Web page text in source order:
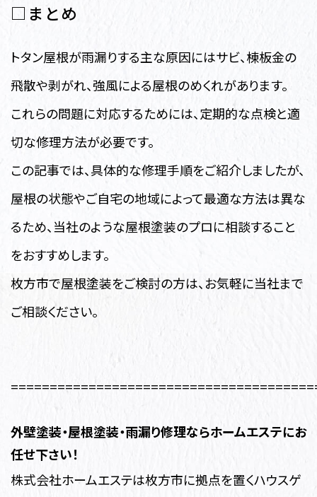
□まとめ
トタン屋根が雨漏りする主な原因にはサビ、棟板金の
飛散や剥がれ、強風による屋根のめくれがあります。
これらの問題に対応するためには、定期的な点検と適
切な修理方法が必要です。
この記事では、具体的な修理手順をご紹介しましたが、
屋根の状態やご自宅の地域によって最適な方法は異な
るため、当社のような屋根塗装のプロに相談すること
をおすすめします。
枚方市で屋根塗装をご検討の方は、お気軽に当社まで
ご相談ください。
外壁塗装・屋根塗装・雨漏り修理ならホームエステにお
任せ下さい！
株式会社ホームエステは枚方市に拠点を置くハウスゲ